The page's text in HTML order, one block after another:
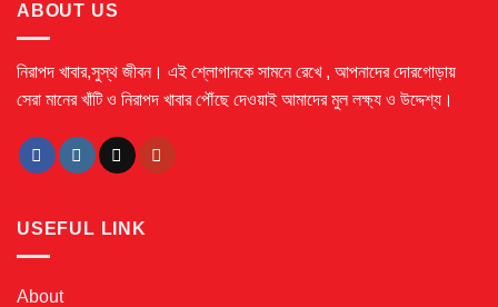
ABOUT US
নিরাপদ খাবার,সুস্থ জীবন। এই শ্লোগানকে সামনে রেখে , আপনাদের দোরগোড়ায়
সেরা মানের খাঁটি ও নিরাপদ খাবার পৌঁছে দেওয়াই আমাদের মুল লক্ষ্য ও উদ্দেশ্য।
USEFUL LINK
About